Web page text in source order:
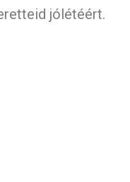
jólétéért.